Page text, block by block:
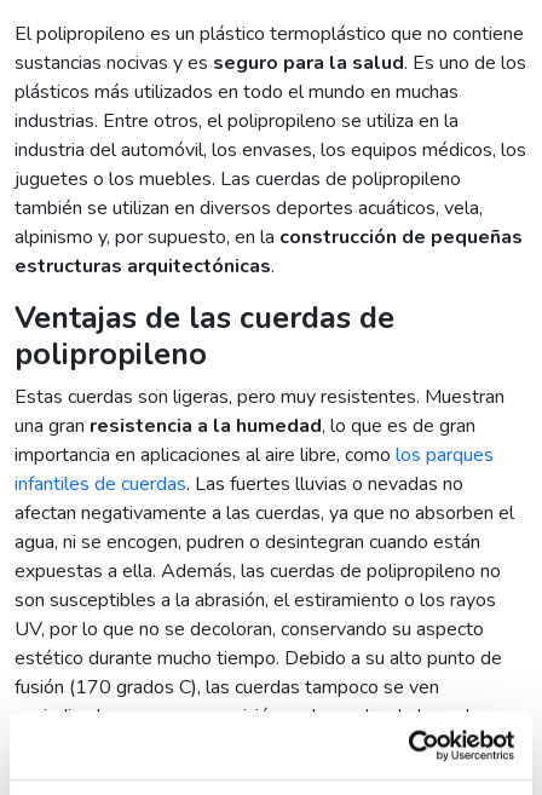
El polipropileno es un plástico termoplástico que no contiene
sustancias nocivas y es seguro para la salud. Es uno de los
plásticos más utilizados en todo el mundo en muchas
industrias. Entre otros, el polipropileno se utiliza en la
industria del automóvil, los envases, los equipos médicos, los
juguetes o los muebles. Las cuerdas de polipropileno
también se utilizan en diversos deportes acuáticos, vela,
alpinismo y, por supuesto, en la construcción de pequeñas
estructuras arquitectónicas.
Ventajas de las cuerdas de
polipropileno
Estas cuerdas son ligeras, pero muy resistentes. Muestran
una gran resistencia a la humedad, lo que es de gran
importancia en aplicaciones al aire libre, como los parques
infantiles de cuerdas. Las fuertes lluvias o nevadas no
afectan negativamente a las cuerdas, ya que no absorben el
agua, ni se encogen, pudren o desintegran cuando están
expuestas a ella. Además, las cuerdas de polipropileno no
son susceptibles a la abrasión, el estiramiento o los rayos
UV, por lo que no se decoloran, conservando su aspecto
estético durante mucho tiempo. Debido a su alto punto de
fusión (170 grados C), las cuerdas tampoco se ven
perjudicadas por una exposición prolongada a la luz solar
intensa. El frío tampoco es un problema: las cuerdas no se
ponen rígidas en invierno y, por tanto,no pierden su